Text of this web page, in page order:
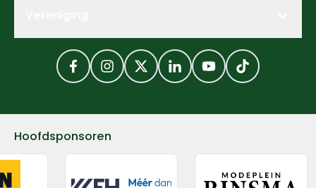
FacebookInstagram
TwitterLinkedInYouTubeTikTok
Hoofdsponsoren